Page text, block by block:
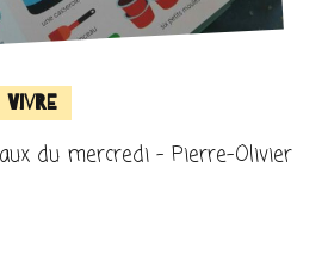
Vivre
du mercredi – Pierre-Olivier